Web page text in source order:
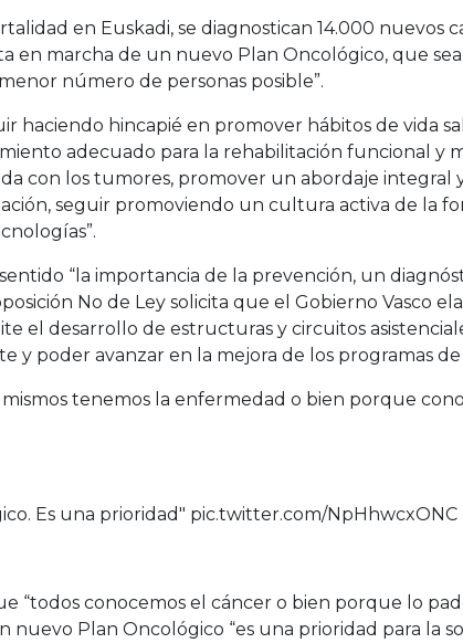
en Euskadi, se diagnostican 14.000 nuevos
en marcha de un nuevo Plan Oncológico, que
número de personas posible”.
haciendo hincapié en promover hábitos de vida
adecuado para la rehabilitación funcional y
con los tumores, promover un abordaje integral
seguir promoviendo un cultura activa de la
“la importancia de la prevención, un
No de Ley solicita que el Gobierno Vasco
el desarrollo de estructuras y circuitos
poder avanzar en la mejora de los programas
tenemos la enfermedad o bien porque
Es una prioridad" pic.twitter.com/NpHhwcxONC
“todos conocemos el cáncer o bien porque lo
Plan Oncológico “es una prioridad para la